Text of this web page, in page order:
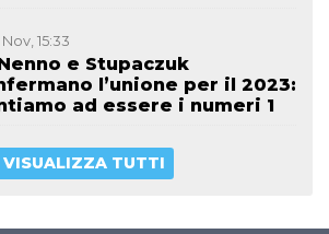
Nov, 15:33
e Stupaczuk
l’unione per il 2023:
ad essere i numeri 1
VISUALIZZA TUTTI